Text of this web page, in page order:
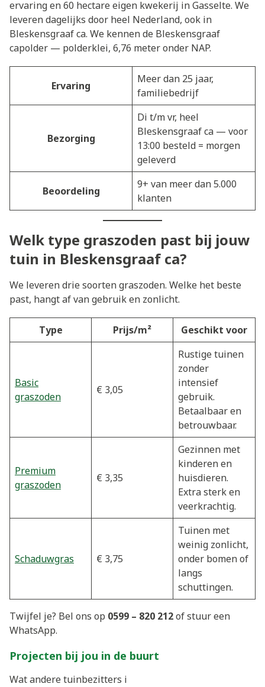
ervaring en 60 hectare eigen kwekerij in Gasselte. We
leveren dagelijks door heel Nederland, ook in
Bleskensgraaf ca. We kennen de Bleskensgraaf
capolder — polderklei, 6,76 meter onder NAP.
Ervaring
Meer dan 25 jaar,
familiebedrijf
Bezorging
Di t/m vr, heel
Bleskensgraaf ca — voor
13:00 besteld = morgen
geleverd
Beoordeling
9+ van meer dan 5.000
klanten
Welk type graszoden past bij jouw
tuin in Bleskensgraaf ca?
We leveren drie soorten graszoden. Welke het beste
past, hangt af van gebruik en zonlicht.
Type Prijs/m² Geschikt voor
Basic
graszoden
€ 3,05
Rustige tuinen
zonder
intensief
gebruik.
Betaalbaar en
betrouwbaar.
Premium
graszoden
€ 3,35
Gezinnen met
kinderen en
huisdieren.
Extra sterk en
veerkrachtig.
Schaduwgras € 3,75
Tuinen met
weinig zonlicht,
onder bomen of
langs
schuttingen.
Twijfel je? Bel ons op 0599 – 820 212of stuur een
WhatsApp.
Projecten bij jou in de buurt
Wat andere tuinbezitters i